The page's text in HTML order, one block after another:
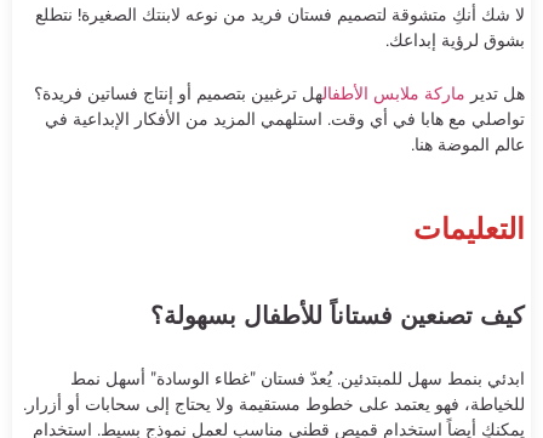
لا شك أنكِ متشوقة لتصميم فستان فريد من نوعه لابنتك الصغيرة! نتطلع
بشوق لرؤية إبداعك.
هل تدير ماركة ملابس الأطفالهل ترغبين بتصميم أو إنتاج فساتين فريدة؟
تواصلي مع هابا في أي وقت. استلهمي المزيد من الأفكار الإبداعية في
عالم الموضة هنا.
التعليمات
كيف تصنعين فستاناً للأطفال بسهولة؟
ابدئي بنمط سهل للمبتدئين. يُعدّ فستان "غطاء الوسادة" أسهل نمط
للخياطة، فهو يعتمد على خطوط مستقيمة ولا يحتاج إلى سحابات أو أزرار.
يمكنكِ أيضاً استخدام قميص قطني مناسب لعمل نموذج بسيط. استخدام